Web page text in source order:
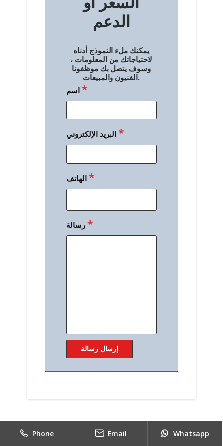
الدعم
يمكنك ملء النموذج أدناه
لاحتياجاتك من المعلومات ،
وسوف يتصل بك موظفونا
الفنيون والمبيعات.
اسم*
البريد الإلكتروني*
الهاتف*
رسالة*
Phone Email Whatsapp